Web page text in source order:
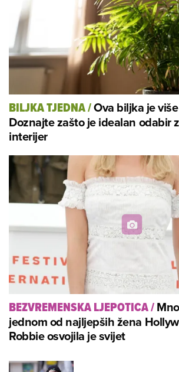
BILJKA TJEDNA/Ova biljka je
Doznajte zašto je idealan odabir
interijer
BEZVREMENSKA LJEPOTICA/
jednom od najljepših žena
Robbie osvojila je svijet